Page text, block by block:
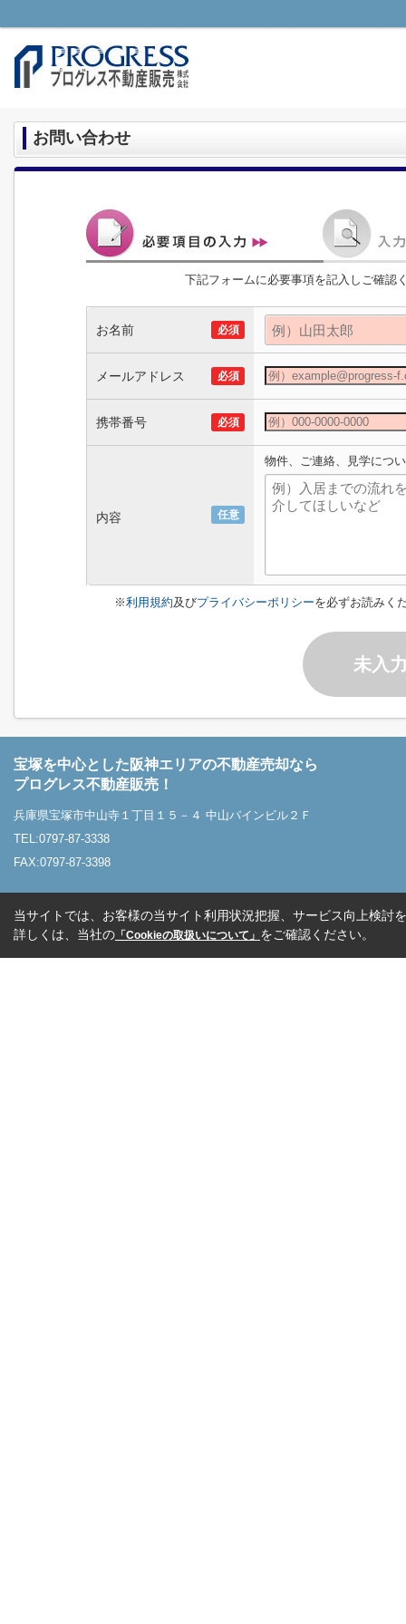
お問い合わせ
下記フォームに必要事項を記入しご確認
お名前 必須
メールアドレス 必須
携帯番号 必須
内容 任意
物件、ご連絡、見学につ
※利用規約及びプライバシーポリシーを必ずお読みく
未入
宝塚を中心とした阪神エリアの不動産売却なら
プログレス不動産販売！
兵庫県宝塚市中山寺１丁目１５－４ 中山パインビル２Ｆ
TEL:0797-87-3338
FAX:0797-87-3398
当サイトでは、お客様の当サイト利用状況把握、サービス向上検討
詳しくは、当社の 「Cookieの取扱いについて」 をご確認ください。